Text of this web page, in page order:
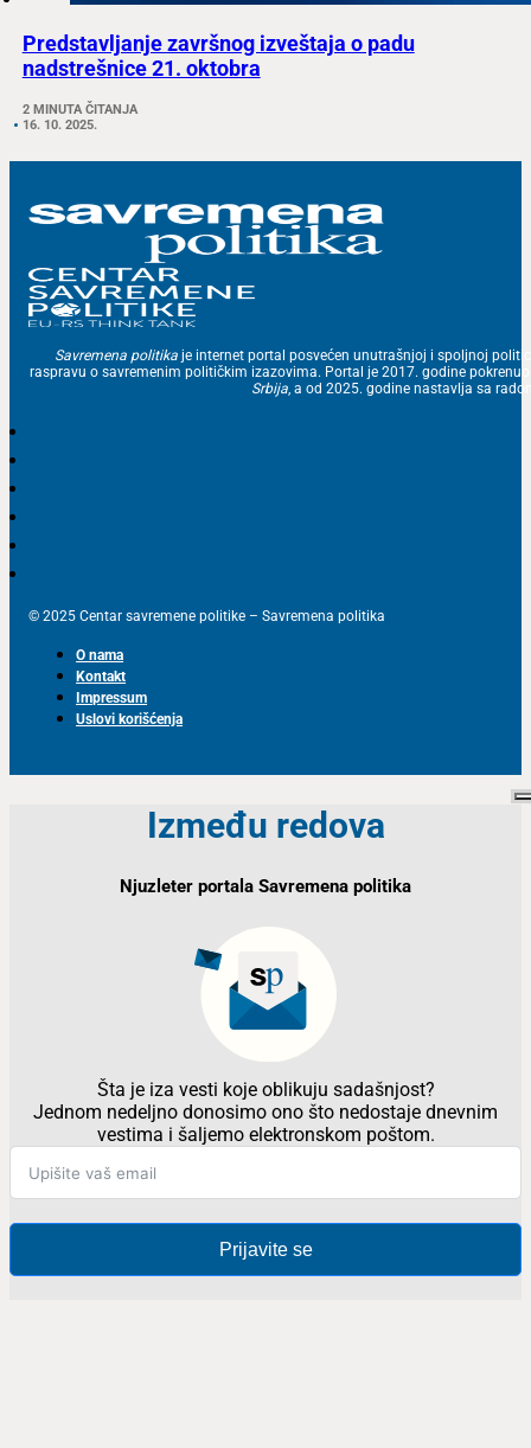
Predstavljanje završnog izveštaja o padu
nadstrešnice 21. oktobra
2 MINUTA ČITANJA
16. 10. 2025.
Savremena politika je internet portal posvećen unutrašnjoj i spoljnoj
raspravu o savremenim političkim izazovima. Portal je 2017. godine
Srbija , a od 2025. godine nastavlja sa
© 2025 Centar savremene politike – Savremena politika
O nama
Kontakt
Impressum
Uslovi korišćenja
Između redova
Njuzleter portala Savremena politika
Šta je iza vesti koje oblikuju sadašnjost?
Jednom nedeljno donosimo ono što nedostaje dnevnim
vestima i šaljemo elektronskom poštom.
Prijavite se